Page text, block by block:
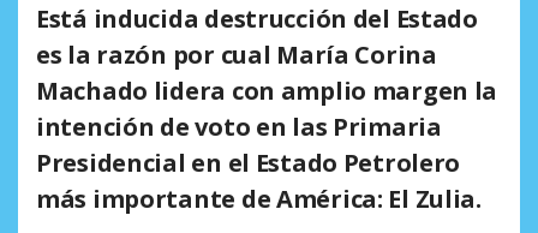
Está inducida destrucción del Estado
es la razón por cual María Corina
Machado lidera con amplio margen la
intención de voto en las Primaria
Presidencial en el Estado Petrolero
más importante de América: El Zulia.